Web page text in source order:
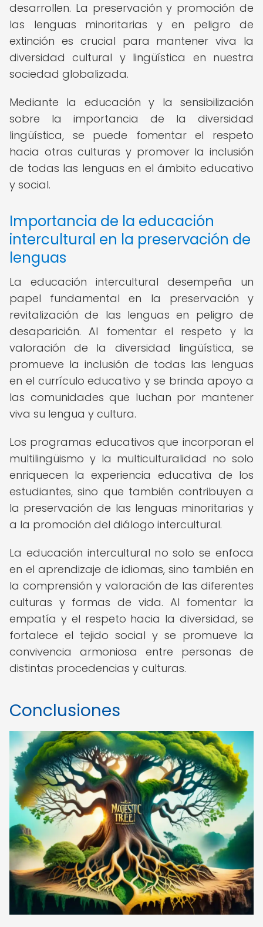
desarrollen. La preservación y promoción de
las lenguas minoritarias y en peligro de
extinción es crucial para mantener viva la
diversidad cultural y lingüística en nuestra
sociedad globalizada.
Mediante la educación y la sensibilización
sobre la importancia de la diversidad
lingüística, se puede fomentar el respeto
hacia otras culturas y promover la inclusión
de todas las lenguas en el ámbito educativo
y social.
Importancia de la educación
intercultural en la preservación de
lenguas
La educación intercultural desempeña un
papel fundamental en la preservación y
revitalización de las lenguas en peligro de
desaparición. Al fomentar el respeto y la
valoración de la diversidad lingüística, se
promueve la inclusión de todas las lenguas
en el currículo educativo y se brinda apoyo a
las comunidades que luchan por mantener
viva su lengua y cultura.
Los programas educativos que incorporan el
multilingüismo y la multiculturalidad no solo
enriquecen la experiencia educativa de los
estudiantes, sino que también contribuyen a
la preservación de las lenguas minoritarias y
a la promoción del diálogo intercultural.
La educación intercultural no solo se enfoca
en el aprendizaje de idiomas, sino también en
la comprensión y valoración de las diferentes
culturas y formas de vida. Al fomentar la
empatía y el respeto hacia la diversidad, se
fortalece el tejido social y se promueve la
convivencia armoniosa entre personas de
distintas procedencias y culturas.
Conclusiones